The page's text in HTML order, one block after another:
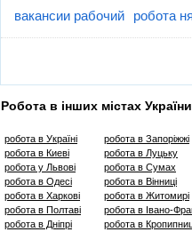
вакансии рабочий
робота
Робота в інших містах України
робота в Україні
робота в Киеві
робота у Львові
робота в Одесі
робота в Харкові
робота в Полтаві
робота в Дніпрі
робота в Запоріжжі
робота в Луцьку
робота в Сумах
робота в Вінниці
робота в Житомирі
робота в Івано-
робота в